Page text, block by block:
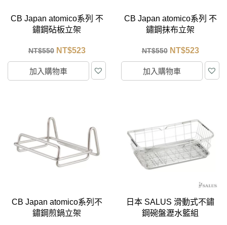
CB Japan atomico系列 不
鏽鋼砧板立架
NT$550 NT$523
加入購物車
CB Japan atomico系列 不
鏽鋼抹布立架
NT$550 NT$523
加入購物車
CB Japan atomico系列不
鏽鋼煎鍋立架
日本 SALUS 滑動式不鏽
鋼碗盤瀝水籃組